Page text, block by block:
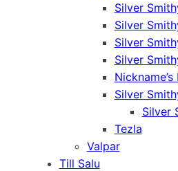
Silver
Silver
Silver
Silver
Silver
Silver
Tezla
Valpar
Till Salu